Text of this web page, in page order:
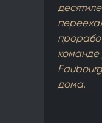
команде
дома.